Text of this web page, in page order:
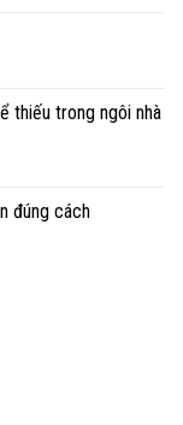
thiếu trong ngôi nhà
đúng cách